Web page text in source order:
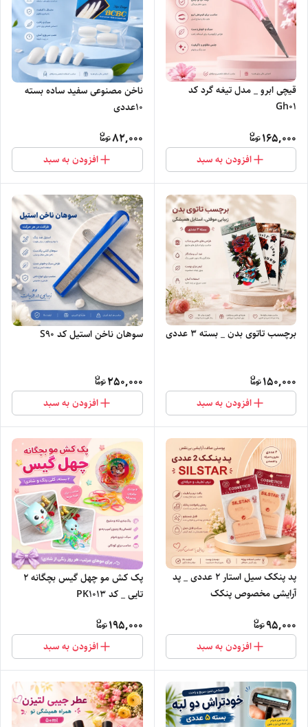
قیچی ابرو _ مدل تیغه گرد کد
Gh01
165,000
افزودن به سبد
ناخن مصنوعی سفید ساده بسته
10عددی
82,000
افزودن به سبد
برچسب تاتوی بدن _ بسته ۳ عددی
150,000
افزودن به سبد
سوهان ناخن استیل کد S90
250,000
افزودن به سبد
پد پنکک سیل استار ۲ عددی _ پد
آرایشی مخصوص پنکک
95,000
افزودن به سبد
پک کش مو چهل گیس بچگانه ۲
تایی _ کد PK1013
195,000
افزودن به سبد